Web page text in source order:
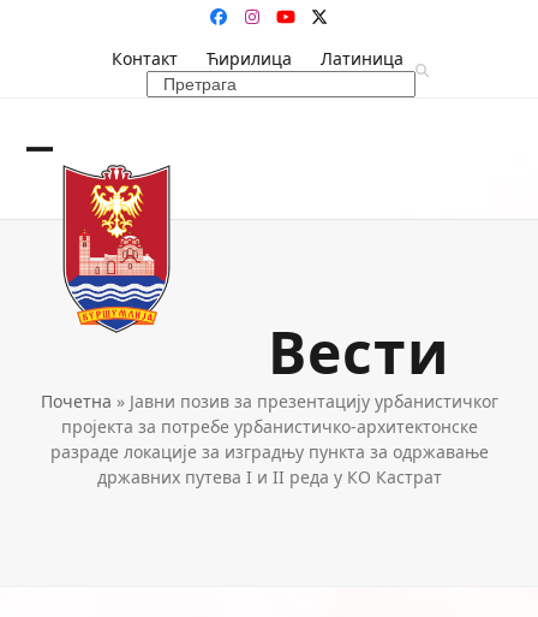
Facebook
Instagram
YouTubeTwitter
Контакт
Ћирилица
Латиница
Search
Open
mobile
menu
Close
mobile
menu
Вести
Почетна » Јавни позив за презентацију урбанистичког
пројекта за потребе урбанистичко-архитектонске
разраде локације за изградњу пункта за одржавање
државних путева I и II реда у КО Кастрат